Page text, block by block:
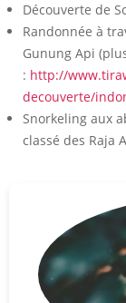
Découverte de
Randonnée à
Gunung Api
: http://
decouverte/
Snorkeling aux
classé des Raja